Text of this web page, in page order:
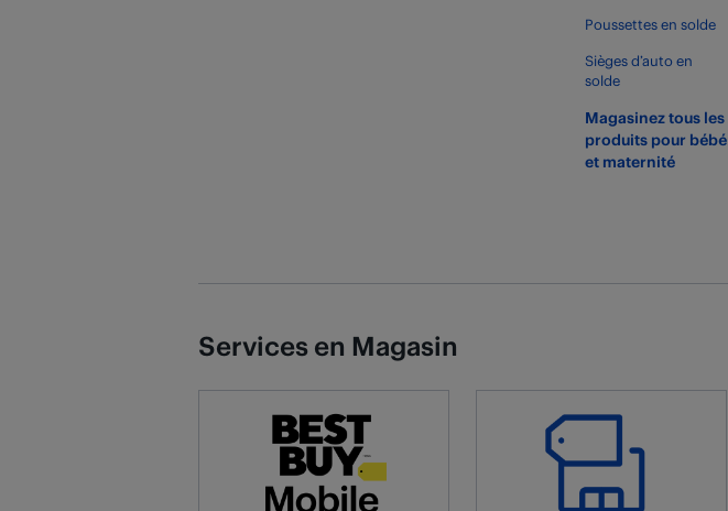
Poussettes en solde
Sièges d’auto en
solde
Magasinez tous les
produits pour bébé
et maternité
Services en Magasin